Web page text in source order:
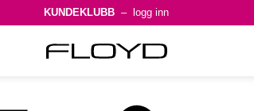
KUNDEKLUBB – logg inn